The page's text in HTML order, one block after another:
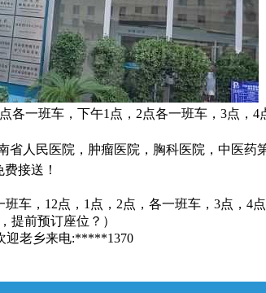
一班车，下午1点，2点各一班车，3点，4
人民医院，肿瘤医院，胸科医院，中医
接送！
车，12点，1点，2点，各一班车，3点，4
提前预订座位？）
迎老乡来电:*****1370